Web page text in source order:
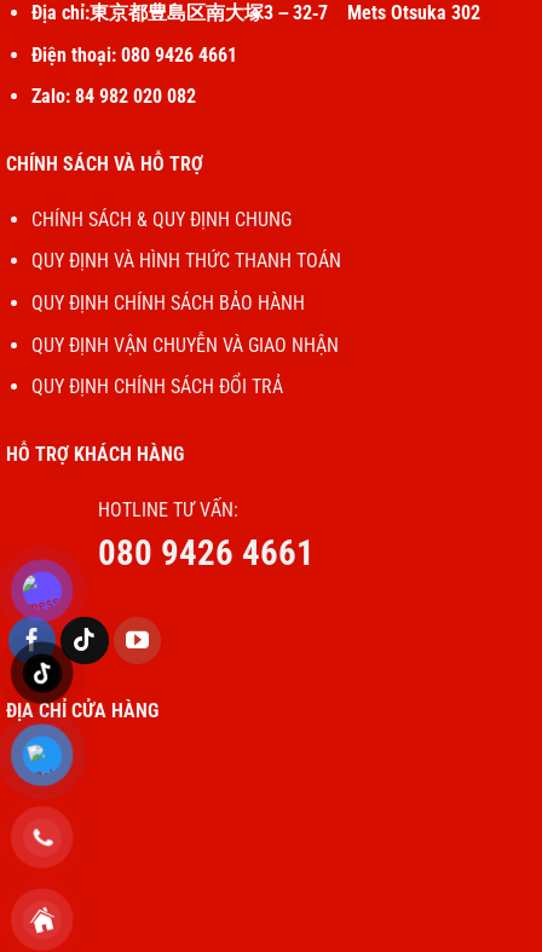
Địa chỉ:東京都豊島区南大塚3－32‐7 Mets Otsuka 302
Điện thoại: 080 9426 4661
Zalo: 84 982 020 082
CHÍNH SÁCH VÀ HỖ TRỢ
CHÍNH SÁCH & QUY ĐỊNH CHUNG
QUY ĐỊNH VÀ HÌNH THỨC THANH TOÁN
QUY ĐỊNH CHÍNH SÁCH BẢO HÀNH
QUY ĐỊNH VẬN CHUYỄN VÀ GIAO NHẬN
QUY ĐỊNH CHÍNH SÁCH ĐỔI TRẢ
HỖ TRỢ KHÁCH HÀNG
HOTLINE TƯ VẤN:
080 9426 4661
ĐỊA CHỈ CỬA HÀNG